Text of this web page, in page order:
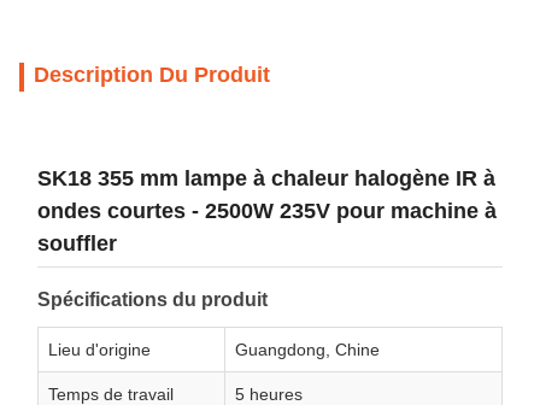
Description Du Produit
SK18 355 mm lampe à chaleur halogène IR à
ondes courtes - 2500W 235V pour machine à
souffler
Spécifications du produit
Lieu d'origine Guangdong, Chine
Temps de travail 5 heures